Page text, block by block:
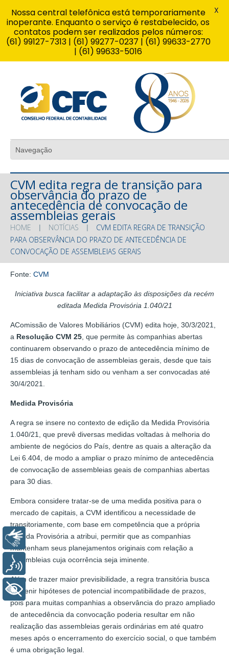
CVM edita regra de transição para
observância do prazo de
antecedência de convocação de
assembleias gerais
HOME NOTÍCIAS
CVM EDITA REGRA DE TRANSIÇÃO
PARA OBSERVÂNCIA DO PRAZO DE ANTECEDÊNCIA DE
CONVOCAÇÃO DE ASSEMBLEIAS GERAIS
Fonte: CVM
Iniciativa busca facilitar a adaptação às disposições da recém
editada Medida Provisória 1.040/21
AComissão de Valores Mobiliários (CVM) edita hoje, 30/3/2021,
a Resolução CVM 25 , que permite às companhias abertas
continuarem observando o prazo de antecedência mínimo de
15 dias de convocação de assembleias gerais, desde que tais
assembleias já tenham sido ou venham a ser convocadas até
30/4/2021.
Medida Provisória
A regra se insere no contexto de edição da Medida Provisória
1.040/21, que prevê diversas medidas voltadas à melhoria do
ambiente de negócios do País, dentre as quais a alteração da
Lei 6.404, de modo a ampliar o prazo mínimo de antecedência
de convocação de assembleias geais de companhias abertas
para 30 dias.
Embora considere tratar-se de uma medida positiva para o
mercado de capitais, a CVM identificou a necessidade de
transitoriamente, com base em competência que a própria
Medida Provisória a atribui, permitir que as companhias
mantenham seus planejamentos originais com relação a
assembleias cuja ocorrência seja iminente.
Além de trazer maior previsibilidade, a regra transitória busca
prevenir hipóteses de potencial incompatibilidade de prazos,
pois para muitas companhias a observância do prazo ampliado
de antecedência da convocação poderia resultar em não
realização das assembleias gerais ordinárias em até quatro
meses após o encerramento do exercício social, o que também
é uma obrigação legal.
Nossa central telefônica está temporariamente
inoperante. Enquanto o serviço é restabelecido, os
contatos podem ser realizados pelos números:
(61) 99127-7313 | (61) 99277-0237 | (61) 99633-2770
| (61) 99633-5016
X
Libras
Voz
+ Acessibilidade